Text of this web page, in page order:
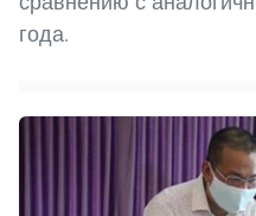
года.